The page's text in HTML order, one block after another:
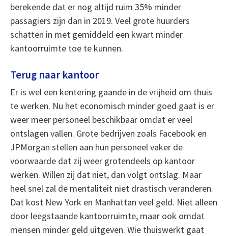
berekende dat er nog altijd ruim 35% minder
passagiers zijn dan in 2019. Veel grote huurders
schatten in met gemiddeld een kwart minder
kantoorruimte toe te kunnen.
Terug naar kantoor
Er is wel een kentering gaande in de vrijheid om thuis
te werken. Nu het economisch minder goed gaat is er
weer meer personeel beschikbaar omdat er veel
ontslagen vallen. Grote bedrijven zoals Facebook en
JPMorgan stellen aan hun personeel vaker de
voorwaarde dat zij weer grotendeels op kantoor
werken. Willen zij dat niet, dan volgt ontslag. Maar
heel snel zal de mentaliteit niet drastisch veranderen.
Dat kost New York en Manhattan veel geld. Niet alleen
door leegstaande kantoorruimte, maar ook omdat
mensen minder geld uitgeven. Wie thuiswerkt gaat